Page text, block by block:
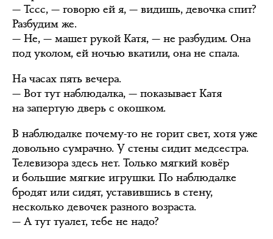
— Тссс, — говорю ей я, — видишь, девочка спит?
Разбудим же.
— Не, — машет рукой Катя, — не разбудим. Она
под уколом, ей ночью вкатили, она не спала.
На часах пять вечера.
— Вот тут наблюдалка, — показывает Катя
на запертую дверь с окошком.
В наблюдалке почему-то не горит свет, хотя уже
довольно сумрачно. У стены сидит медсестра.
Телевизора здесь нет. Только мягкий ковёр
и большие мягкие игрушки. По наблюдалке
бродят или сидят, уставившись в стену,
несколько девочек разного возраста.
— А тут туалет, тебе не надо?